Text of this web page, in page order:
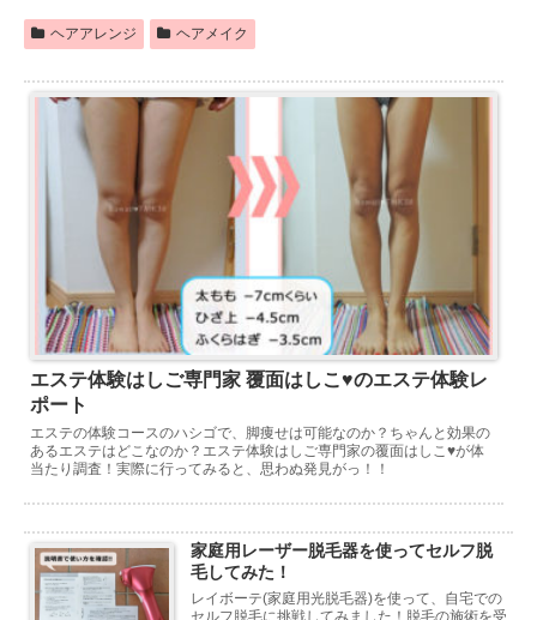
ヘアアレンジ ヘアメイク
エステ体験はしご専門家 覆面はしこ♥のエステ体験レ
ポート
エステの体験コースのハシゴで、脚痩せは可能なのか？ちゃんと効果の
あるエステはどこなのか？エステ体験はしご専門家の覆面はしこ♥が体
当たり調査！実際に行ってみると、思わぬ発見がっ！！
家庭用レーザー脱毛器を使ってセルフ脱
毛してみた！
レイボーテ(家庭用光脱毛器)を使って、自宅での
セルフ脱毛に挑戦してみました！脱毛の施術を受